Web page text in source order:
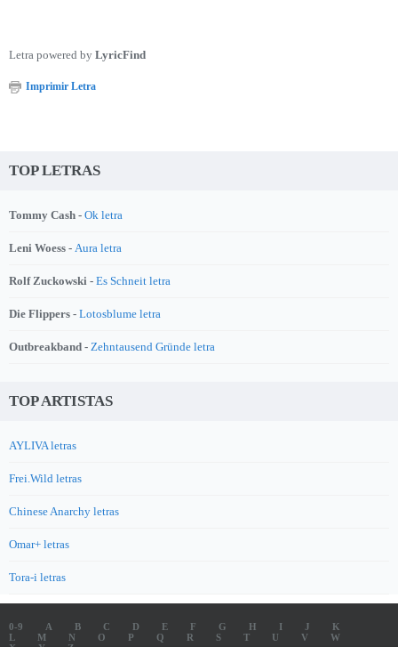
Letra powered by LyricFind
Imprimir Letra
TOP LETRAS
Tommy Cash - Ok letra
Leni Woess - Aura letra
Rolf Zuckowski - Es Schneit letra
Die Flippers - Lotosblume letra
Outbreakband - Zehntausend Gründe letra
TOP ARTISTAS
AYLIVA letras
Frei.Wild letras
Chinese Anarchy letras
Omar+ letras
Tora-i letras
0-9 A B C D E F G H I J
K
L
M N O P Q R S T V
W